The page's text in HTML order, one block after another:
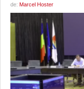
de: Marcel Hoster